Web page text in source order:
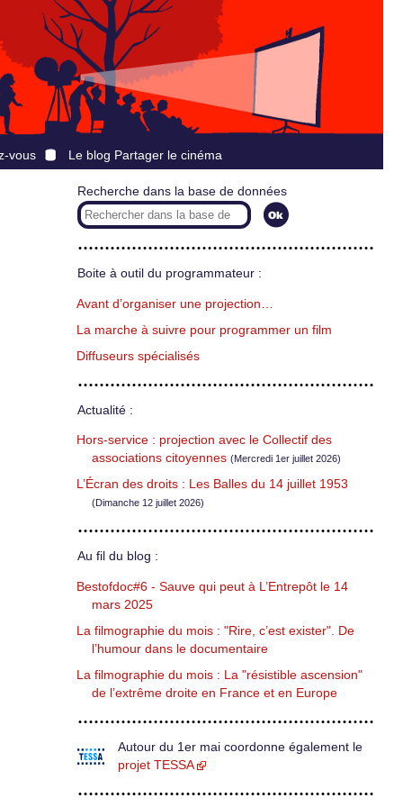
vous Le blog Partager le cinéma
Recherche dans la base de données
Boite à outil du programmateur :
Avant d’organiser une projection…
La marche à suivre pour programmer un film
Diffuseurs spécialisés
Actualité :
Hors-service : projection avec le Collectif des
associations citoyennes (Mercredi 1er juillet 2026)
L’Écran des droits : Les Balles du 14 juillet 1953
(Dimanche 12 juillet 2026)
Au fil du blog :
Bestofdoc#6 - Sauve qui peut à L’Entrepôt le 14
mars 2025
La filmographie du mois : "Rire, c’est exister". De
l’humour dans le documentaire
La filmographie du mois : La "résistible ascension"
de l’extrême droite en France et en Europe
Autour du 1er mai coordonne également le
projet TESSA